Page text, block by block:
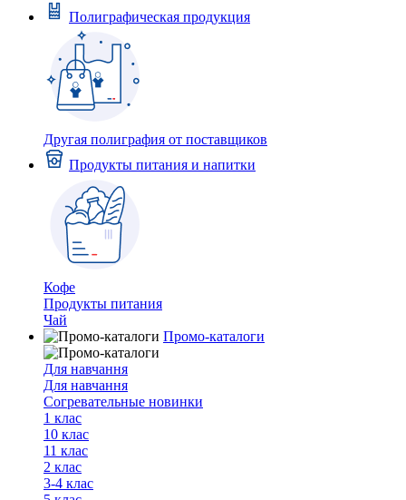
Полиграфическая продукция
Другая полиграфия от поставщиков
Продукты питания и напитки
Кофе
Продукты питания
Чай
Промо-каталоги
Для навчання
Для навчання
Согревательные новинки
1 клас
10 клас
11 клас
2 клас
3-4 клас